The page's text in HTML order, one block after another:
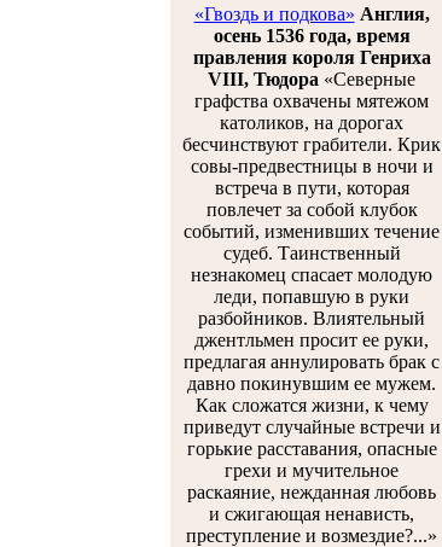
«Гвоздь и подкова» Англия,
осень 1536 года, время
правления короля Генриха
VIII, Тюдора «Северные
графства охвачены мятежом
католиков, на дорогах
бесчинствуют грабители. Крик
совы-предвестницы в ночи и
встреча в пути, которая
повлечет за собой клубок
событий, изменивших течение
судеб. Таинственный
незнакомец спасает молодую
леди, попавшую в руки
разбойников. Влиятельный
джентльмен просит ее руки,
предлагая аннулировать брак с
давно покинувшим ее мужем.
Как сложатся жизни, к чему
приведут случайные встречи и
горькие расставания, опасные
грехи и мучительное
раскаяние, нежданная любовь
и сжигающая ненависть,
преступление и возмездие?...»